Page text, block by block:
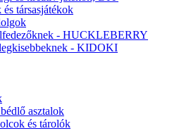
társasjátékok
- HUCKLEBERRY
- KIDOKI
asztalok
és tárolók